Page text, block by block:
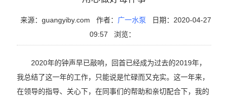
来源：guangyiby.com 作者： 广一水泵
日期：2020-04-27
09:57
浏览：
2020年的钟声早已敲响，回首已经成为过去的2019年，
我总结了这一年的工作，只能说是忙碌而又充实。这一年来，
在领导的指导、关心下，在同事们的帮助和亲切配合下，我的